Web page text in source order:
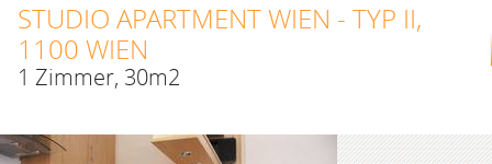
STUDIO APARTMENT WIEN - TYP II,
1100 WIEN
1 Zimmer, 30m2